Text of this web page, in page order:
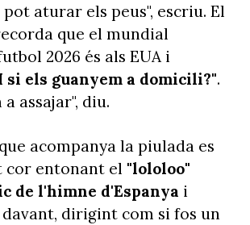
aturar els peus", escriu. El
que el mundial
2026 és als EUA i
si els guanyem a domicili?".
assajar", diu.
acompanya la piulada es
cor entonant el "lololoo"
de l'himne d'Espanya i
dirigint com si fos un